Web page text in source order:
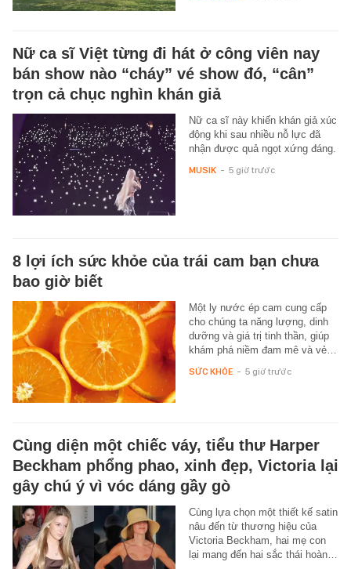
Nữ ca sĩ Việt từng đi hát ở công viên nay
bán show nào “cháy” vé show đó, “cân”
trọn cả chục nghìn khán giả
Nữ ca sĩ này khiến khán giả xúc
động khi sau nhiều nỗ lực đã
nhận được quả ngọt xứng đáng.
MUSIK - 5 giờ trước
8 lợi ích sức khỏe của trái cam bạn chưa
bao giờ biết
Một ly nước ép cam cung cấp
cho chúng ta năng lượng, dinh
dưỡng và giá trị tinh thần, giúp
khám phá niềm đam mê và vẻ…
SỨC KHỎE - 5 giờ trước
Cùng diện một chiếc váy, tiểu thư Harper
Beckham phổng phao, xinh đẹp, Victoria lại
gây chú ý vì vóc dáng gầy gò
Cùng lựa chọn một thiết kế satin
nâu đến từ thương hiệu của
Victoria Beckham, hai mẹ con
lại mang đến hai sắc thái hoàn…